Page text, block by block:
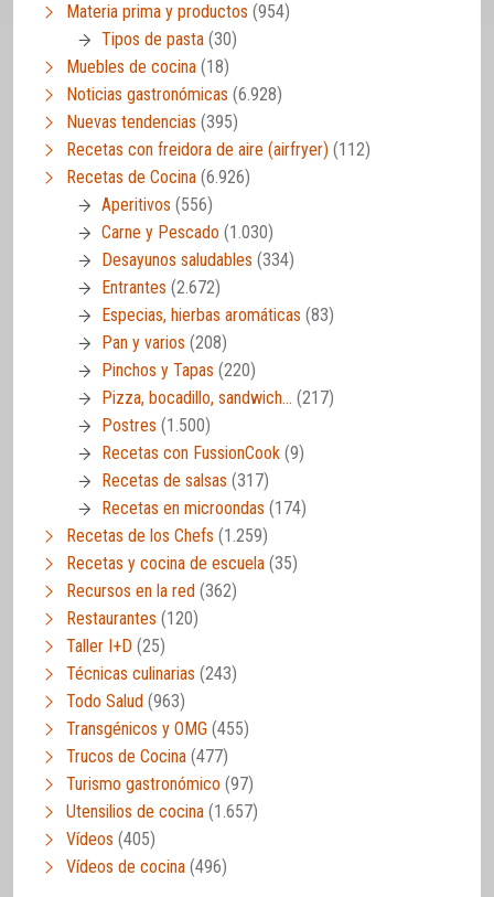
Materia prima y productos (954)
Tipos de pasta (30)
Muebles de cocina (18)
Noticias gastronómicas (6.928)
Nuevas tendencias (395)
Recetas con freidora de aire (airfryer) (112)
Recetas de Cocina (6.926)
Aperitivos (556)
Carne y Pescado (1.030)
Desayunos saludables (334)
Entrantes (2.672)
Especias, hierbas aromáticas (83)
Pan y varios (208)
Pinchos y Tapas (220)
Pizza, bocadillo, sandwich… (217)
Postres (1.500)
Recetas con FussionCook (9)
Recetas de salsas (317)
Recetas en microondas (174)
Recetas de los Chefs (1.259)
Recetas y cocina de escuela (35)
Recursos en la red (362)
Restaurantes (120)
Taller I+D (25)
Técnicas culinarias (243)
Todo Salud (963)
Transgénicos y OMG (455)
Trucos de Cocina (477)
Turismo gastronómico (97)
Utensilios de cocina (1.657)
Vídeos (405)
Vídeos de cocina (496)